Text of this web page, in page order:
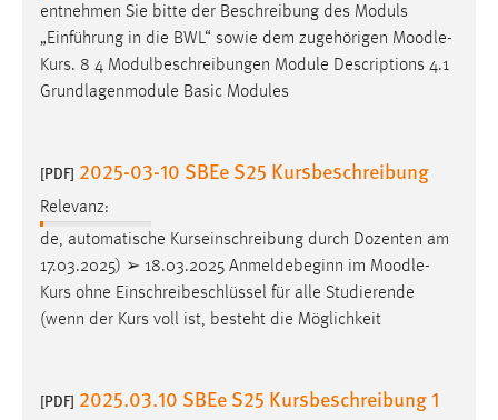
entnehmen Sie bitte der Beschreibung des Moduls
„Einführung in die BWL“ sowie dem zugehörigen Moodle-
Kurs. 8 4 Modulbeschreibungen Module Descriptions 4.1
Grundlagenmodule Basic Modules
[PDF] 2025-03-10 SBEe S25 Kursbeschreibung
Relevanz:
de, automatische Kurseinschreibung durch Dozenten am
17.03.2025) ➢ 18.03.2025 Anmeldebeginn im Moodle-
Kurs ohne Einschreibeschlüssel für alle Studierende
(wenn der Kurs voll ist, besteht die Möglichkeit
[PDF] 2025.03.10 SBEe S25 Kursbeschreibung 1